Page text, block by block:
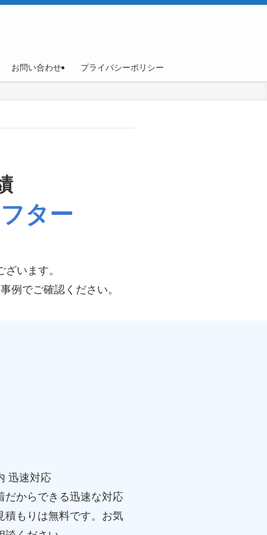
お問い合わせ プライバシーポリシー
ター
います。
例でご確認ください。
迅速対応
だからできる迅速な対応
積もりは無料です。お気